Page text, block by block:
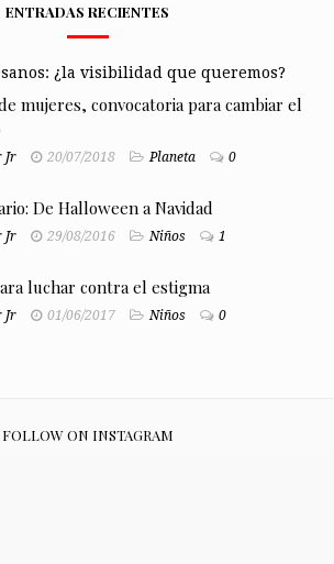
ENTRADAS RECIENTES
¿la visibilidad que queremos?
mujeres, convocatoria para cambiar el
Jr 20/07/2018 Planeta 0
De Halloween a Navidad
Jr 29/08/2016 Niños 1
luchar contra el estigma
Jr 01/06/2017 Niños 0
FOLLOW ON INSTAGRAM